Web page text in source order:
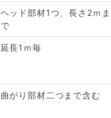
ヘッド部材1つ、長さ2ｍま
で
延長1ｍ毎
曲がり部材二つまで含む